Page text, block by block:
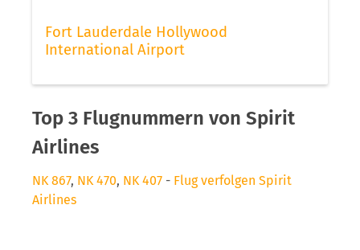
Fort Lauderdale Hollywood
International Airport
Top 3 Flugnummern von Spirit
Airlines
NK 867, NK 470, NK 407 - Flug verfolgen Spirit
Airlines